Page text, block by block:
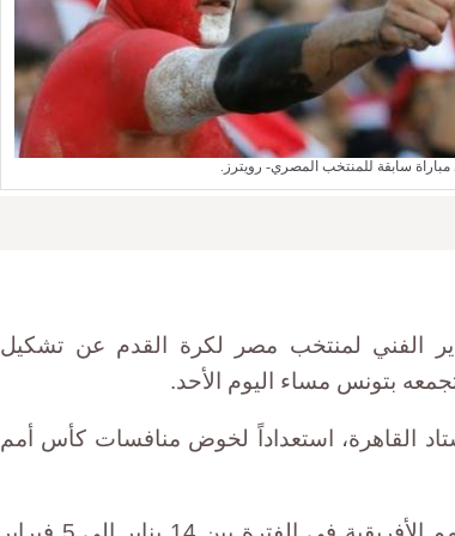
سابقة للمنتخب المصري- رويترز.
الفني لمنتخب مصر لكرة القدم عن تشكيل
بتونس مساء اليوم الأحد.
القاهرة، استعداداً لخوض منافسات كأس أمم